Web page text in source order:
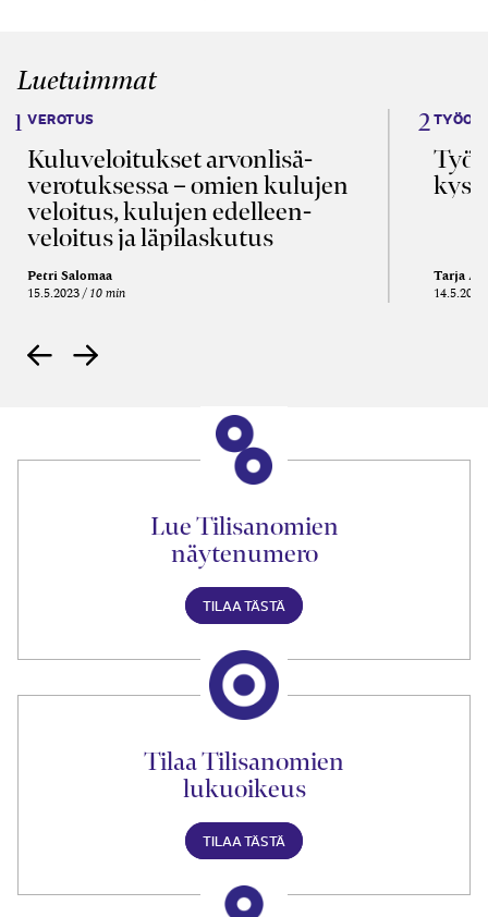
Luetuimmat
VEROTUS
Kulu­veloitukset arvon­lisä­
verotuksessa – omien kulujen
veloitus, kulujen edelleen­
veloitus ja läpi­laskutus
Petri Salomaa
15.5.2023 10 min
Tarja
14.5.2021
Lue Tilisanomien
näytenumero
TILAA TÄSTÄ
Tilaa Tilisanomien
lukuoikeus
TILAA TÄSTÄ